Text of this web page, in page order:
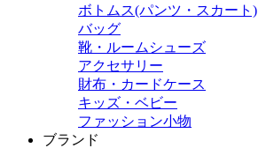
ボトムス(パンツ・スカート)
バッグ
靴・ルームシューズ
アクセサリー
財布・カードケース
キッズ・ベビー
ファッション小物
ブランド